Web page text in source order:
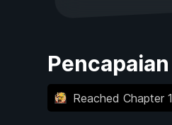
Pencapaian
Reached Chapter 1